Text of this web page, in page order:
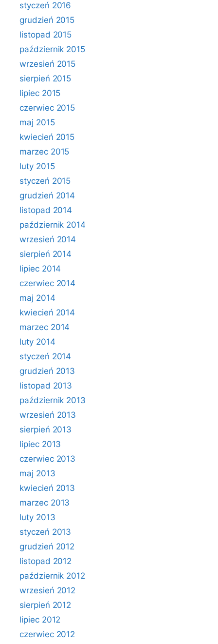
styczeń 2016
grudzień 2015
listopad 2015
październik 2015
wrzesień 2015
sierpień 2015
lipiec 2015
czerwiec 2015
maj 2015
kwiecień 2015
marzec 2015
luty 2015
styczeń 2015
grudzień 2014
listopad 2014
październik 2014
wrzesień 2014
sierpień 2014
lipiec 2014
czerwiec 2014
maj 2014
kwiecień 2014
marzec 2014
luty 2014
styczeń 2014
grudzień 2013
listopad 2013
październik 2013
wrzesień 2013
sierpień 2013
lipiec 2013
czerwiec 2013
maj 2013
kwiecień 2013
marzec 2013
luty 2013
styczeń 2013
grudzień 2012
listopad 2012
październik 2012
wrzesień 2012
sierpień 2012
lipiec 2012
czerwiec 2012